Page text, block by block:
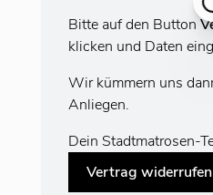
Bitte auf den Button
klicken und Daten
Wir kümmern uns
Anliegen.
Dein Stadtmatrosen-
Vertrag widerrufen